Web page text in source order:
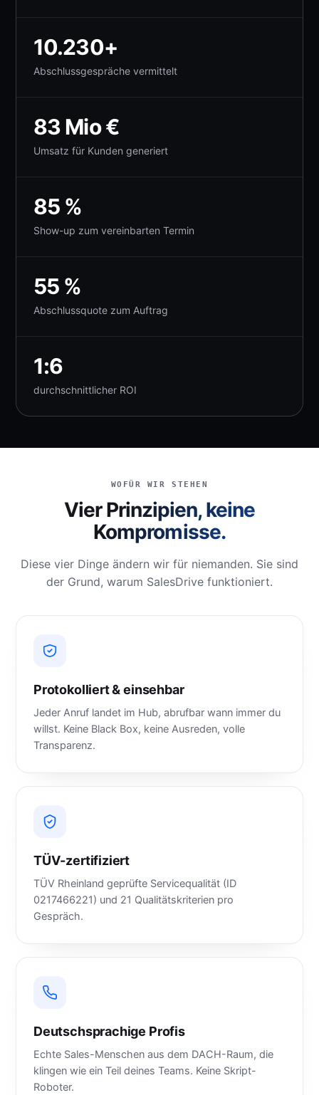
10.230+
Abschlussgespräche vermittelt
83 Mio €
Umsatz für Kunden generiert
85 %
Show-up zum vereinbarten Termin
55 %
Abschlussquote zum Auftrag
1:6
durchschnittlicher ROI
WOFÜR WIR STEHEN
Vier Prinzipien, keine
Kompromisse.
Diese vier Dinge ändern wir für niemanden. Sie sind
der Grund, warum SalesDrive funktioniert.
Protokolliert & einsehbar
Jeder Anruf landet im Hub, abrufbar wann immer du
willst. Keine Black Box, keine Ausreden, volle
Transparenz.
TÜV-zertifiziert
TÜV Rheinland geprüfte Servicequalität (ID
0217466221) und 21 Qualitätskriterien pro
Gespräch.
Deutschsprachige Profis
Echte Sales-Menschen aus dem DACH-Raum, die
klingen wie ein Teil deines Teams. Keine Skript-
Roboter.